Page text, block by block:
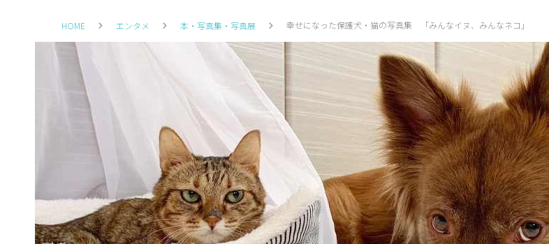
HOME エンタメ 本・写真集・写真展 幸せになった保護犬・猫の写真集 「みんなイヌ、みんなネコ」